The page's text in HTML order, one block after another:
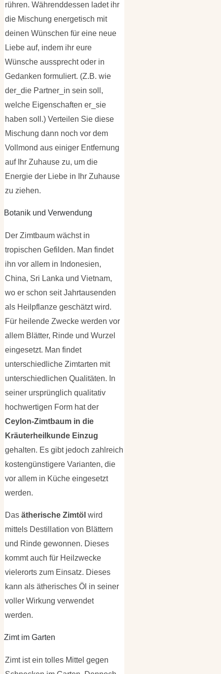
rühren. Währenddessen ladet ihr
die Mischung energetisch mit
deinen Wünschen für eine neue
Liebe auf, indem ihr eure
Wünsche aussprecht oder in
Gedanken formuliert. (Z.B. wie
der_die Partner_in sein soll,
welche Eigenschaften er_sie
haben soll.) Verteilen Sie diese
Mischung dann noch vor dem
Vollmond aus einiger Entfernung
auf Ihr Zuhause zu, um die
Energie der Liebe in Ihr Zuhause
zu ziehen.
Botanik und Verwendung
Der Zimtbaum wächst in
tropischen Gefilden. Man findet
ihn vor allem in Indonesien,
China, Sri Lanka und Vietnam,
wo er schon seit Jahrtausenden
als Heilpflanze geschätzt wird.
Für heilende Zwecke werden vor
allem Blätter, Rinde und Wurzel
eingesetzt. Man findet
unterschiedliche Zimtarten mit
unterschiedlichen Qualitäten. In
seiner ursprünglich qualitativ
hochwertigen Form hat der
Ceylon-Zimtbaum in die
Kräuterheilkunde Einzug
gehalten. Es gibt jedoch zahlreich
kostengünstigere Varianten, die
vor allem in Küche eingesetzt
werden.
Das ätherische Zimtöl wird
mittels Destillation von Blättern
und Rinde gewonnen. Dieses
kommt auch für Heilzwecke
vielerorts zum Einsatz. Dieses
kann als ätherisches Öl in seiner
voller Wirkung verwendet
werden.
Zimt im Garten
Zimt ist ein tolles Mittel gegen